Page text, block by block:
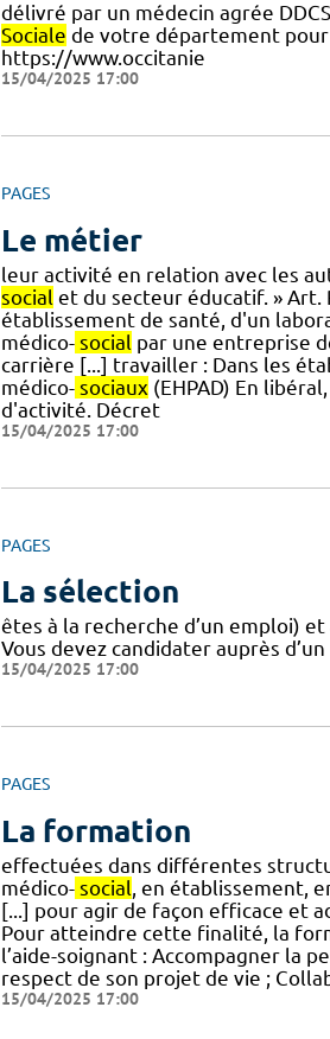
délivré par un médecin agrée
Sociale de votre département
https://www.occitanie
15/04/2025 17:00
PAGES
Le métier
leur activité en relation avec les
social et du secteur éducatif. » Art.
établissement de santé, d'un
médico- social par une entreprise
carrière [...] travailler : Dans les
médico- sociaux (EHPAD) En
d'activité. Décret
15/04/2025 17:00
PAGES
La sélection
êtes à la recherche d’un emploi)
Vous devez candidater auprès
15/04/2025 17:00
PAGES
La formation
effectuées dans différentes
médico- social, en établissement,
[...] pour agir de façon efficace et
Pour atteindre cette finalité, la
l’aide-soignant : Accompagner la
respect de son projet de vie ;
15/04/2025 17:00